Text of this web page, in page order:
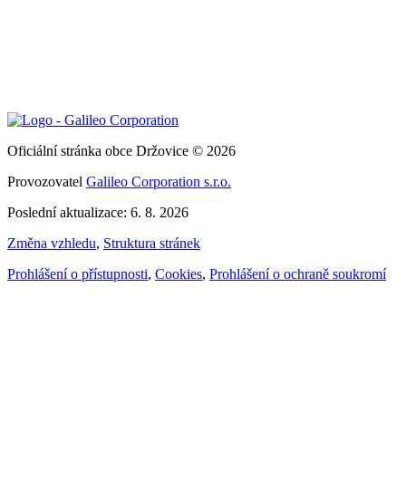
Oficiální stránka obce Držovice © 2026
Provozovatel Galileo Corporation s.r.o.
Poslední aktualizace: 6. 8. 2026
Změna vzhledu, Struktura stránek
Prohlášení o přístupnosti, Cookies, Prohlášení o ochraně soukromí